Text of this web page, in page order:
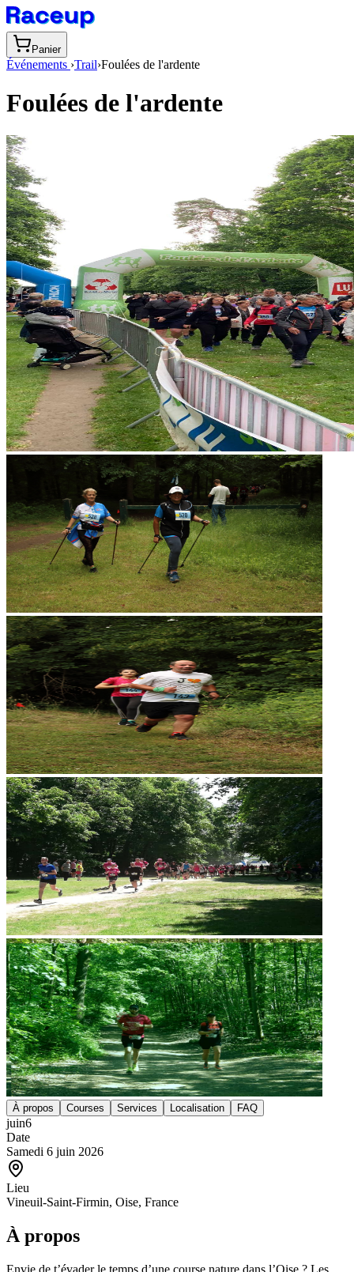
Panier
Événements ›Trail›Foulées de l'ardente
Foulées de l'ardente
À propos Courses Services Localisation FAQ
juin6
Date
Samedi 6 juin 2026
Lieu
Vineuil-Saint-Firmin, Oise, France
À propos
Envie de t’évader le temps d’une course nature dans l’Oise ? Les